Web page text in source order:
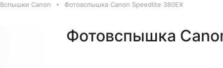
Вспышки Canon Фотовспышка Canon Speedlite 380EX
Фотовспышка